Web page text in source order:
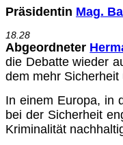
Präsidentin Mag.
18.28
Abgeordneter
die Debatte wieder
dem mehr
In einem Europa, in
bei der Sicherheit
Kriminalität